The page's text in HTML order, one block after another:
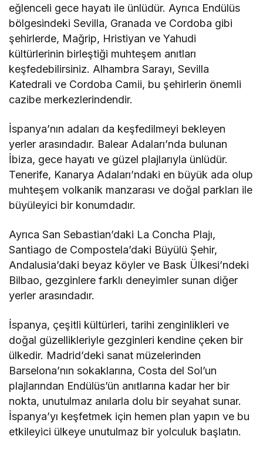
eğlenceli gece hayatı ile ünlüdür. Ayrıca Endülüs
bölgesindeki Sevilla, Granada ve Cordoba gibi
şehirlerde, Mağrip, Hristiyan ve Yahudi
kültürlerinin birleştiği muhteşem anıtları
keşfedebilirsiniz. Alhambra Sarayı, Sevilla
Katedrali ve Cordoba Camii, bu şehirlerin önemli
cazibe merkezlerindendir.
İspanya’nın adaları da keşfedilmeyi bekleyen
yerler arasındadır. Balear Adaları’nda bulunan
İbiza, gece hayatı ve güzel plajlarıyla ünlüdür.
Tenerife, Kanarya Adaları’ndaki en büyük ada olup
muhteşem volkanik manzarası ve doğal parkları ile
büyüleyici bir konumdadır.
Ayrıca San Sebastian’daki La Concha Plajı,
Santiago de Compostela’daki Büyülü Şehir,
Andalusia’daki beyaz köyler ve Bask Ülkesi’ndeki
Bilbao, gezginlere farklı deneyimler sunan diğer
yerler arasındadır.
İspanya, çeşitli kültürleri, tarihi zenginlikleri ve
doğal güzellikleriyle gezginleri kendine çeken bir
ülkedir. Madrid’deki sanat müzelerinden
Barselona’nın sokaklarına, Costa del Sol’un
plajlarından Endülüs’ün anıtlarına kadar her bir
nokta, unutulmaz anılarla dolu bir seyahat sunar.
İspanya’yı keşfetmek için hemen plan yapın ve bu
etkileyici ülkeye unutulmaz bir yolculuk başlatın.